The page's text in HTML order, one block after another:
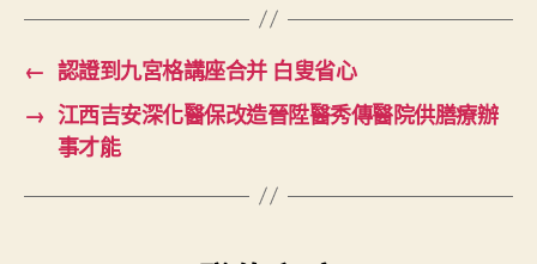
← 認證到九宮格講座合并 白叟省心
→ 江西吉安深化醫保改造晉陞醫秀傳醫院供膳療辦
事才能